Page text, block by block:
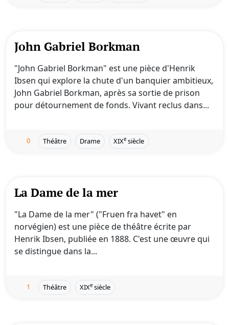
John Gabriel Borkman
"John Gabriel Borkman" est une pièce d'Henrik
Ibsen qui explore la chute d'un banquier ambitieux,
John Gabriel Borkman, après sa sortie de prison
pour détournement de fonds. Vivant reclus dans...
0 Théâtre Drame XIXe siècle
La Dame de la mer
"La Dame de la mer" ("Fruen fra havet" en
norvégien) est une pièce de théâtre écrite par
Henrik Ibsen, publiée en 1888. C'est une œuvre qui
se distingue dans la...
1 Théâtre XIXe siècle